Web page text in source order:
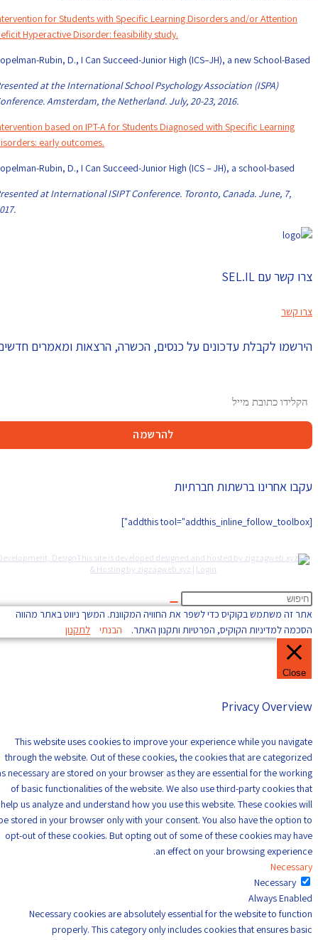
Intervention for Students with Specific Learning Disorders and/or Attention
Deficit Hyperactive Disorder: feasibility study.
Kopelman-Rubin, D., I Can Succeed-Junior High (ICS–JH), a new School-Based
Presented at the International School Psychology Association (ISPA)
Conference. Amsterdam, the Netherland. July, 20-23, 2016.
Intervention based on IPT-A for Students Diagnosed with Specific Learning
Disorders: early outcomes.
Kopelman-Rubin, D., I Can Succeed-Junior High (ICS – JH), a school-based
Presented at International ISIPT Conference. Toronto, Canada. June, 7,
2017.
צרו קשר עם SEL.IL
צרו קשר
הירשמו לקבלת עדכונים על כנסים, הכשרה, הרצאות ומאמרים חדשים
עקבו אחרינו ברשתות חברתיות
Development, Design
& Hosting by zigzagweb.xyz |Login
אתר זה משתמש בקוקיס כדי לשפר את החוויה המקוונת. המשך ניווט באתר מהווה
הסכמה למדיניות הקוקיס, הפרטיות ותקנון האתר.
הבנתי לתקנון
Close
Privacy Overview
This website uses cookies to improve your experience while you navigate
through the website. Out of these cookies, the cookies that are categorized
as necessary are stored on your browser as they are essential for the working
of basic functionalities of the website. We also use third-party cookies that
help us analyze and understand how you use this website. These cookies will
be stored in your browser only with your consent. You also have the option to
opt-out of these cookies. But opting out of some of these cookies may have
an effect on your browsing experience.
Necessary
Necessary
Always Enabled
Necessary cookies are absolutely essential for the website to function
properly. This category only includes cookies that ensures basic